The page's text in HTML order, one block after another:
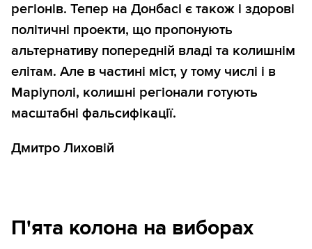
регіонів. Тепер на Донбасі є також і здорові
політичні проекти, що пропонують
альтернативу попередній владі та колишнім
елітам. Але в частині міст, у тому числі і в
Маріуполі, колишні регіонали готують
масштабні фальсифікації.
Дмитро Лиховій
П'ята колона на виборах